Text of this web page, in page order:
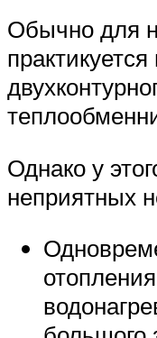
Обычно для
Однако у
неприятных